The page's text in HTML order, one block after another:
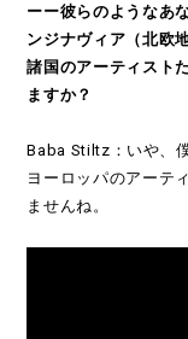
ーー彼らのようなあ
ンジナヴィア（北欧
諸国のアーティスト
ますか？
Baba Stiltz：いや、
ヨーロッパのアーテ
ませんね。